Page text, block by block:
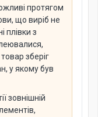
протягом
що виріб не
плівки з
зберіг
у якому був
зовнішній